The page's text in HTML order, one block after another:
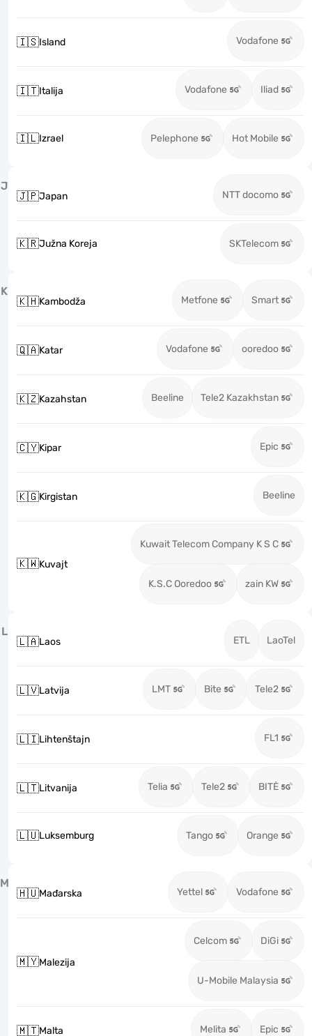
🇮🇸Island Vodafone
🇮🇹Italija Vodafone Iliad
🇮🇱Izrael Pelephone Hot Mobile
J
🇯🇵Japan NTT docomo
🇰🇷Južna Koreja SKTelecom
K
🇰🇭Kambodža Metfone Smart
🇶🇦Katar Vodafone ooredoo
🇰🇿Kazahstan Beeline Tele2 Kazakhstan
🇨🇾Kipar Epic
🇰🇬Kirgistan Beeline
🇰🇼Kuvajt
Kuwait Telecom Company K S C
K.S.C Ooredoo zain KW
L
🇱🇦Laos ETL LaoTel
🇱🇻Latvija LMT Bite Tele2
🇱🇮Lihtenštajn FL1
🇱🇹Litvanija Telia Tele2 BITĖ
🇱🇺Luksemburg Tango Orange
M
🇭🇺Mađarska Yettel Vodafone
🇲🇾Malezija
Celcom DiGi
U-Mobile Malaysia
🇲🇹Malta Melita Epic